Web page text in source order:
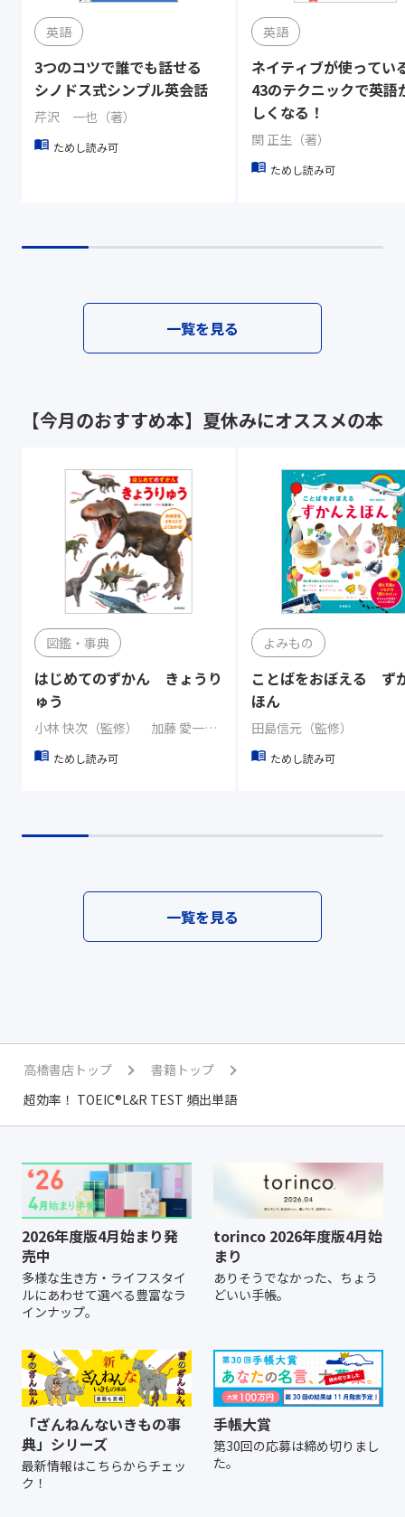
英語
3つのコツで誰でも話せる
シノドス式シンプル英会話
芹沢 一也（著）
ためし読み可
英語
ネイティブが使って
43のテクニックで英語
しくなる！
関 正生（著）
ためし読み可
一覧を見る
【今月のおすすめ本】夏休みにオススメの本
図鑑・事典
はじめてのずかん きょうり
ゅう
小林 快次（監修） 加藤 愛一（イラスト）
ためし読み可
よみもの
ことばをおぼえる ず
ほん
田島信元（監修）
ためし読み可
一覧を見る
高橋書店トップ
書籍トップ
超効率！ TOEIC®L&R TEST 頻出単語
2026年度版4月始まり発
売中
多様な生き方・ライフスタイ
ルにあわせて選べる豊富なラ
インナップ。
torinco 2026年度版4月始
まり
ありそうでなかった、ちょう
どいい手帳。
「ざんねんないきもの事
典」シリーズ
最新情報はこちらからチェッ
ク！
手帳大賞
第30回の応募は締め切りまし
た。